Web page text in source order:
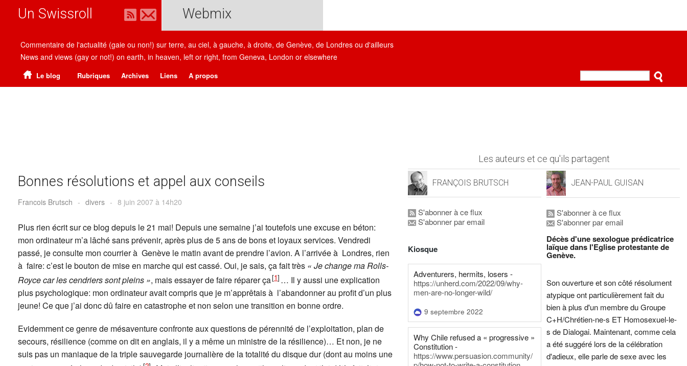
Un Swissroll Webmix
Commentaire de l'actualité (gaie ou non!) sur terre, au ciel, à gauche, à droite, de Genève, de Londres ou d'ailleurs
News and views (gay or not!) on earth, in heaven, left or right, from Geneva, London or elsewhere
Le blog Rubriques Archives Liens A propos
Bonnes résolutions et appel aux conseils
Francois Brutsch - divers - 8 juin 2007 à 14h20
Plus rien écrit sur ce blog depuis le 21 mai! Depuis une semaine j’ai toutefois une excuse en béton:
mon ordinateur m’a lâché sans prévenir, après plus de 5 ans de bons et loyaux services. Vendredi
passé, je consulte mon courrier à Genève le matin avant de prendre l’avion. A l’arrivée à Londres, rien
à faire: c’est le bouton de mise en marche qui est cassé. Oui, je sais, ça fait très « Je change ma Rolls-
Royce car les cendriers sont pleins », mais essayer de faire réparer ça[1] … Il y aussi une explication
plus psychologique: mon ordinateur avait compris que je m’apprêtais à l’abandonner au profit d’un plus
jeune! Ce que j’ai donc dû faire en catastrophe et non selon une transition en bonne ordre.
Evidemment ce genre de mésaventure confronte aux questions de pérennité de l’exploitation, plan de
secours, résilience (comme on dit en anglais, il y a même un ministre de la résilience)… Et non, je ne
suis pas un maniaque de la triple sauvegarde journalière de la totalité du disque dur (dont au moins une
Les auteurs et ce qu'ils partagent
FRANÇOIS BRUTSCH
S'abonner à ce flux
S'abonner par email
Kiosque
Adventurers, hermits, losers -
https://unherd.com/2022/09/why-
men-are-no-longer-wild/
9 septembre 2022
Why Chile refused a « progressive »
Constitution -
https://www.persuasion.community/
JEAN-PAUL GUISAN
S'abonner à ce flux
S'abonner par email
Décès d'une sexologue prédicatrice
laïque dans l'Eglise protestante de
Genève.
Son ouverture et son côté résolument
atypique ont particulièrement fait du
bien à plus d'un membre du Groupe
C+H/Chrétien-ne-s ET Homosexuel-le-
s de Dialogai. Maintenant, comme cela
a été suggéré lors de la célébration
d'adieux, elle parle de sexe avec les